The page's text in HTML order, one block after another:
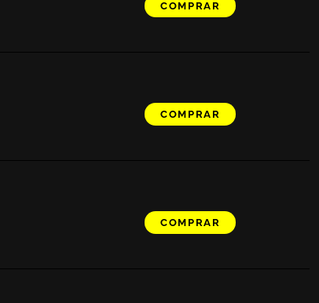
COMPRAR
COMPRAR
COMPRAR